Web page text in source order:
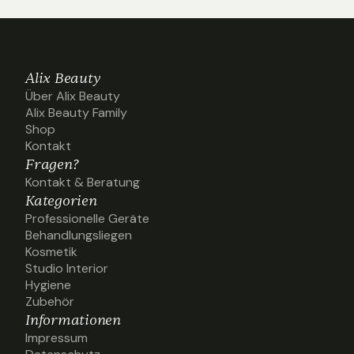
Alix Beauty
Über Alix Beauty
Über Alix Beauty
Alix Beauty Family
Alix Beauty Family
Shop
Shop
Kontakt
Kontakt
Fragen?
Kontakt & Beratung
Kontakt & Beratung
Kategorien
Professionelle Geräte
Professionelle Geräte
Behandlungsliegen
Behandlungsliegen
Kosmetik
Kosmetik
Studio Interior
Studio Interior
Hygiene
Hygiene
Zubehör
Zubehör
Informationen
Impressum